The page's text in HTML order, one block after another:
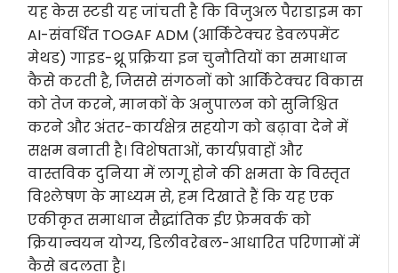
यह केस स्टडी यह जांचती है कि विजुअल पैराडाइम का
AI-संवर्धित TOGAF ADM (आर्किटेक्चर डेवलपमेंट
मेथड) गाइड-थ्रू प्रक्रिया इन चुनौतियों का समाधान
कैसे करती है, जिससे संगठनों को आर्किटेक्चर विकास
को तेज करने, मानकों के अनुपालन को सुनिश्चित
करने और अंतर-कार्यक्षेत्र सहयोग को बढ़ावा देने में
सक्षम बनाती है। विशेषताओं, कार्यप्रवाहों और
वास्तविक दुनिया में लागू होने की क्षमता के विस्तृत
विश्लेषण के माध्यम से, हम दिखाते हैं कि यह एक
एकीकृत समाधान सैद्धांतिक ईए फ्रेमवर्क को
क्रियान्वयन योग्य, डिलीवरेबल-आधारित परिणामों में
कैसे बदलता है।